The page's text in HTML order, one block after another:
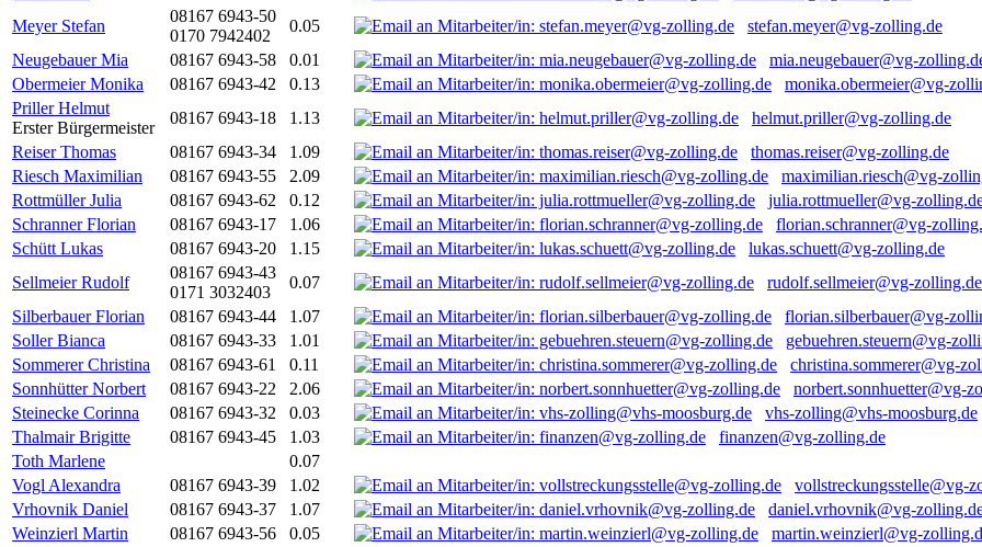
Meyer Stefan
08167 6943-50
0170 7942402
0.05
stefan.meyer@vg-zolling.de
Neugebauer Mia
08167 6943-58 0.01
mia.neugebauer@vg-
Obermeier Monika
08167 6943-42 0.13
monika.obermeier@vg-
Priller Helmut
Erster Bürgermeister
08167 6943-18 1.13
helmut.priller@vg-zolling.de
Reiser Thomas
08167 6943-34 1.09
thomas.reiser@vg-zolling.de
Riesch Maximilian
08167 6943-55 2.09
maximilian.riesch@vg-
Rottmüller Julia
08167 6943-62 0.12
julia.rottmueller@vg-
Schranner Florian
08167 6943-17 1.06
florian.schranner@vg-
Schütt Lukas
08167 6943-20 1.15
lukas.schuett@vg-zolling.de
Sellmeier Rudolf
08167 6943-43
0171 3032403
0.07
rudolf.sellmeier@vg-zolling.de
Silberbauer Florian
08167 6943-44 1.07
florian.silberbauer@vg-
Soller Bianca
08167 6943-33 1.01
gebuehren.steuern@vg-
Sommerer Christina
08167 6943-61 0.11
christina.sommerer@vg-
Sonnhütter Norbert
08167 6943-22 2.06
norbert.sonnhuetter@vg-
Steinecke Corinna
08167 6943-32 0.03
vhs-zolling@vhs-moosburg.de
Thalmair Brigitte
08167 6943-45 1.03
finanzen@vg-zolling.de
Toth Marlene
0.07
Vogl Alexandra
08167 6943-39 1.02
vollstreckungsstelle@vg-
Vrhovnik Daniel
08167 6943-37 1.07
daniel.vrhovnik@vg-
Weinzierl Martin
08167 6943-56 0.05
martin.weinzierl@vg-